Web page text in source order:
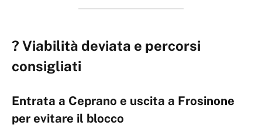
? Viabilità deviata e percorsi
consigliati
Entrata a Ceprano e uscita a Frosinone
per evitare il blocco